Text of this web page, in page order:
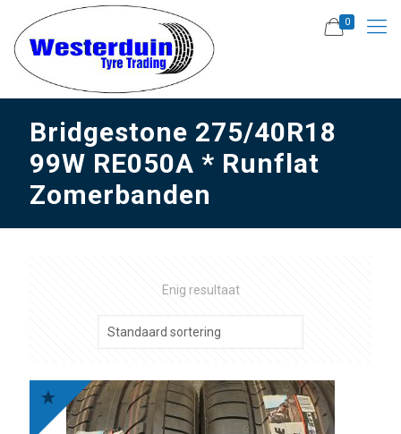
0
Bridgestone 275/40R18
99W RE050A * Runflat
Zomerbanden
Enig resultaat